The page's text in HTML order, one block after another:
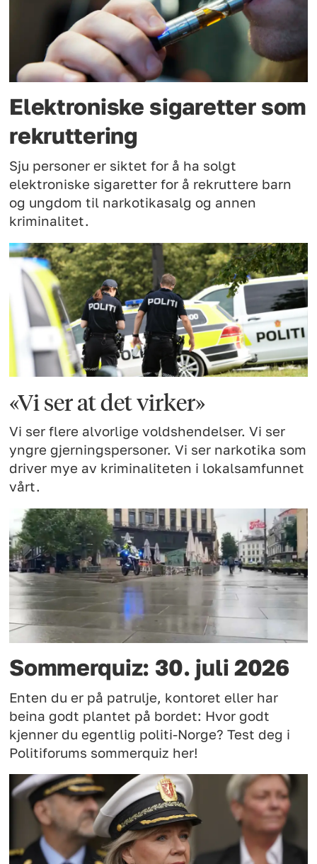
Elektroniske sigaretter som
rekruttering
Sju personer er siktet for å ha solgt
elektroniske sigaretter for å rekruttere barn
og ungdom til narkotikasalg og annen
kriminalitet.
«Vi ser at det virker»
Vi ser flere alvorlige voldshendelser. Vi ser
yngre gjerningspersoner. Vi ser narkotika som
driver mye av kriminaliteten i lokalsamfunnet
vårt.
Sommerquiz: 30. juli 2026
Enten du er på patrulje, kontoret eller har
beina godt plantet på bordet: Hvor godt
kjenner du egentlig politi-Norge? Test deg i
Politiforums sommerquiz her!